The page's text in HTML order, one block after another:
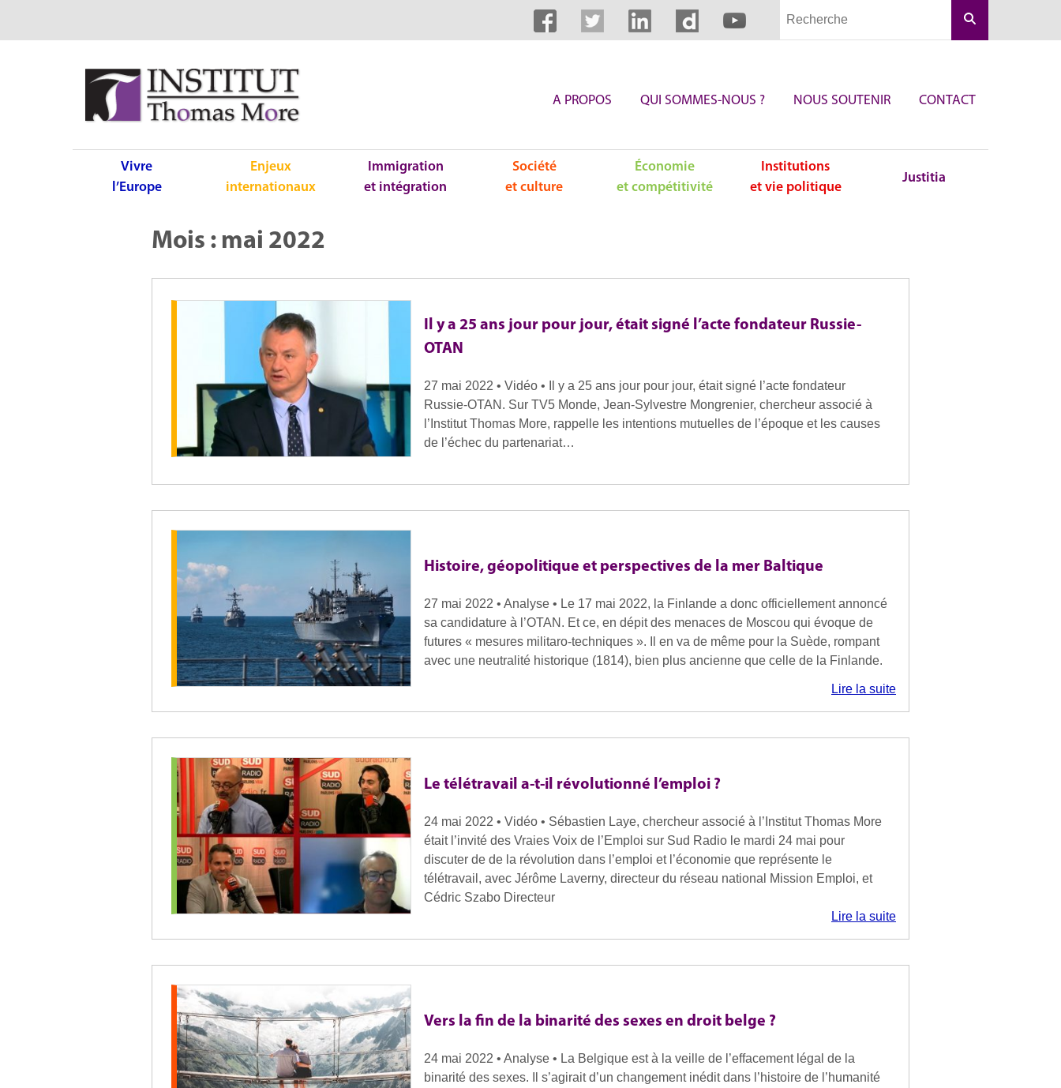
A PROPOS QUI SOMMES-NOUS ? NOUS SOUTENIR CONTACT
Vivre
l’Europe
Enjeux
internationaux
Immigration
et intégration
Société
et culture
Économie
et compétitivité
Institutions
et vie politique
Justitia
Mois : mai 2022
Il y a 25 ans jour pour jour, était signé l’acte fondateur Russie-
OTAN
27 mai 2022 • Vidéo • Il y a 25 ans jour pour jour, était signé l’acte fondateur
Russie-OTAN. Sur TV5 Monde, Jean-Sylvestre Mongrenier, chercheur associé à
l’Institut Thomas More, rappelle les intentions mutuelles de l’époque et les causes
de l’échec du partenariat…
Histoire, géopolitique et perspectives de la mer Baltique
27 mai 2022 • Analyse • Le 17 mai 2022, la Finlande a donc officiellement annoncé
sa candidature à l’OTAN. Et ce, en dépit des menaces de Moscou qui évoque de
futures « mesures militaro-techniques ». Il en va de même pour la Suède, rompant
avec une neutralité historique (1814), bien plus ancienne que celle de la Finlande.
Lire la suite
Le télétravail a-t-il révolutionné l’emploi ?
24 mai 2022 • Vidéo • Sébastien Laye, chercheur associé à l’Institut Thomas More
était l’invité des Vraies Voix de l’Emploi sur Sud Radio le mardi 24 mai pour
discuter de de la révolution dans l’emploi et l’économie que représente le
télétravail, avec Jérôme Laverny, directeur du réseau national Mission Emploi, et
Cédric Szabo Directeur
Lire la suite
Vers la fin de la binarité des sexes en droit belge ?
24 mai 2022 • Analyse • La Belgique est à la veille de l’effacement légal de la
binarité des sexes. Il s’agirait d’un changement inédit dans l’histoire de l’humanité